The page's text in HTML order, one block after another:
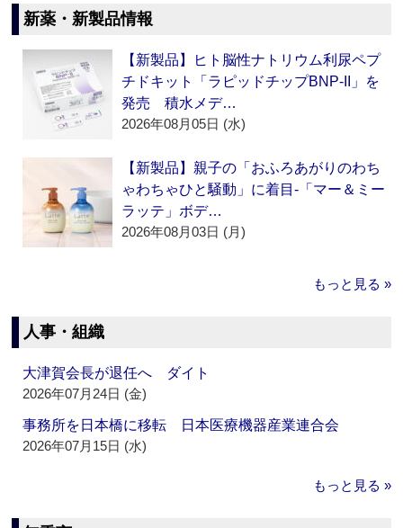
新薬・新製品情報
【新製品】ヒト脳性ナトリウム利尿ペプ
チドキット「ラピッドチップBNP-II」を
発売 積水メデ…
2026年08月05日 (水)
【新製品】親子の「おふろあがりのわち
ゃわちゃひと騒動」に着目‐「マー＆ミー
ラッテ」ボデ…
2026年08月03日 (月)
もっと見る »
人事・組織
大津賀会長が退任へ ダイト
2026年07月24日 (金)
事務所を日本橋に移転 日本医療機器産業連合会
2026年07月15日 (水)
もっと見る »